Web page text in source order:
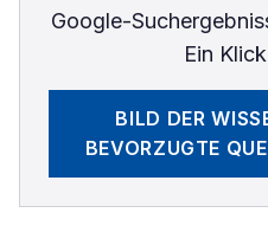
Google-
Ein
BILD DER
BEVORZUGTE